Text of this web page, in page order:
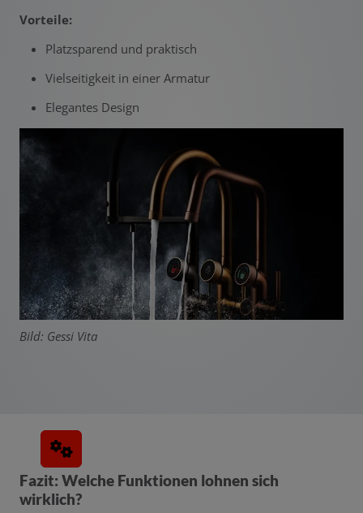
Vorteile:
Platzsparend und praktisch
Vielseitigkeit in einer Armatur
Elegantes Design
Bild: Gessi Vita
Fazit: Welche Funktionen lohnen sich
wirklich?